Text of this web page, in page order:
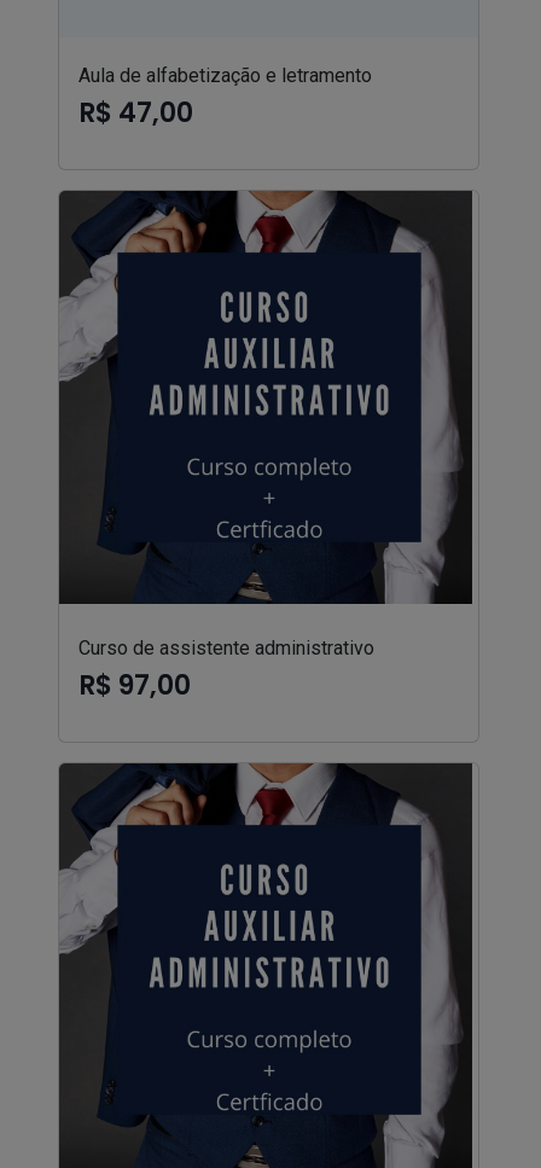
Aula de alfabetização e letramento
R$ 47,00
Curso de assistente administrativo
R$ 97,00